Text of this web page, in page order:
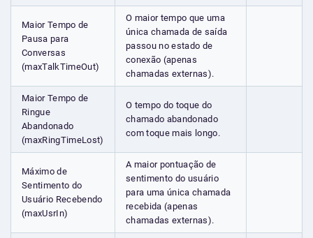
Maior Tempo de
Pausa para
Conversas
(maxTalkTimeOut)
O maior tempo que uma
única chamada de saída
passou no estado de
conexão (apenas
chamadas externas).
Maior Tempo de
Ringue
Abandonado
(maxRingTimeLost)
O tempo do toque do
chamado abandonado
com toque mais longo.
Máximo de
Sentimento do
Usuário Recebendo
(maxUsrIn)
A maior pontuação de
sentimento do usuário
para uma única chamada
recebida (apenas
chamadas externas).